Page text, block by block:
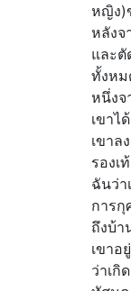
หญิง)
หลังจ
และตั
ทั้งหม
หนึ่งจ
เขาไ
เขาล
รองเ
ฉันว่า
การกุ
ถึงบ้า
เขาอ
ว่าเกิ